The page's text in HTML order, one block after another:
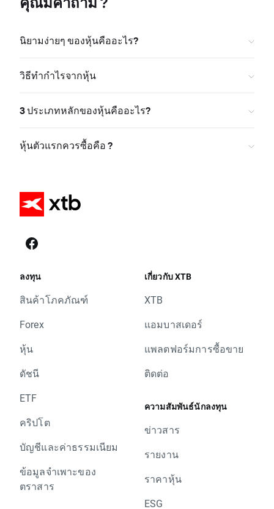
นิยามง่ายๆ ของหุ้นคืออะไร?
วิธีทำกำไรจากหุ้น
3 ประเภทหลักของหุ้นคืออะไร?
หุ้นตัวแรกควรซื้อคือ ?
ลงทุน
สินค้าโภคภัณฑ์
Forex
หุ้น
ดัชนี
ETF
คริปโต
บัญชีและค่าธรรมเนียม
ข้อมูลจำเพาะของ
ตราสาร
เกี่ยวกับ XTB
XTB
แอมบาสเดอร์
แพลตฟอร์มการซื้อขาย
ติดต่อ
ความสัมพันธ์นักลงทุน
ข่าวสาร
รายงาน
ราคาหุ้น
ESG